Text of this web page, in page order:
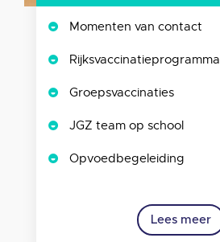
Momenten van contact
Rijksvaccinatieprogramma
Groepsvaccinaties
JGZ team op school
Opvoedbegeleiding
Lees meer